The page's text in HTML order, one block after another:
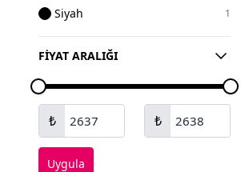
Siyah 1
FIYAT ARALIĞI
₺ ₺
Uygula